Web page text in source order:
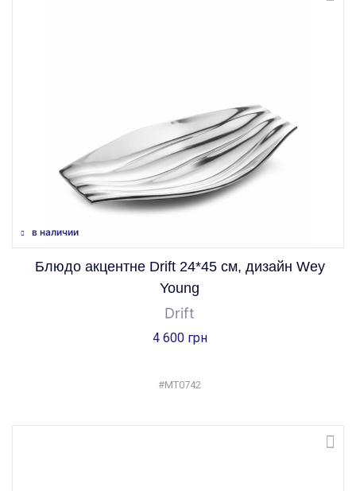
в наличии
Блюдо акцентне Drift 24*45 см, дизайн Wey
Young
Drift
4 600 грн
#MT0742